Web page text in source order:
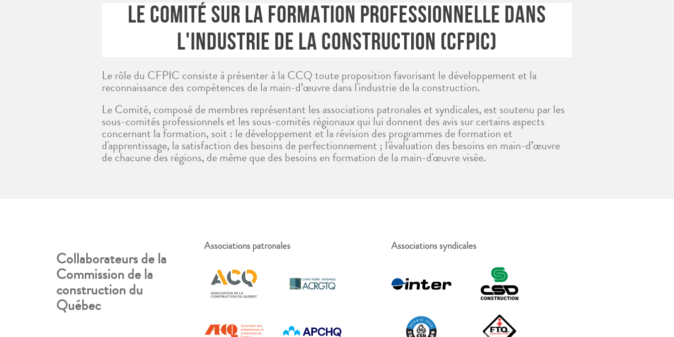
LE COMITÉ SUR LA FORMATION PROFESSIONNELLE DANS
L'INDUSTRIE DE LA CONSTRUCTION (CFPIC)
Le rôle du CFPIC consiste à présenter à la CCQ toute proposition favorisant le développement et la
reconnaissance des compétences de la main-d’œuvre dans l'industrie de la construction.
Le Comité, composé de membres représentant les associations patronales et syndicales, est soutenu par les
sous-comités professionnels et les sous-comités régionaux qui lui donnent des avis sur certains aspects
concernant la formation, soit : le développement et la révision des programmes de formation et
d'apprentissage, la satisfaction des besoins de perfectionnement ; l'évaluation des besoins en main-d’œuvre
de chacune des régions, de même que des besoins en formation de la main-d'œuvre visée.
Collaborateurs de la
Commission de la
construction du
Québec
Associations patronales Associations syndicales